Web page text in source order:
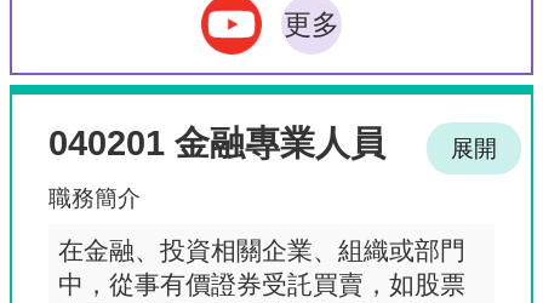
更多
040201 金融專業人員
職務簡介
在金融、投資相關企業、組織或部門
中，從事有價證券受託買賣，如股票
展開